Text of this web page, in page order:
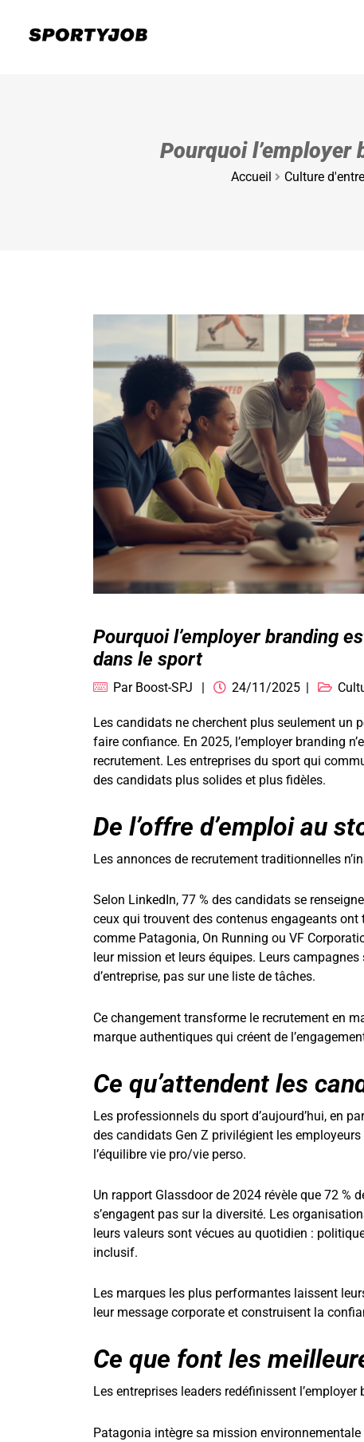
Pourquoi
Accueil Culture
Pourquoi l’employer branding
dans le sport
Par Boost-SPJ 24/11/2025
Les candidats ne cherchent plus seulement un
faire confiance. En 2025, l’employer branding
recrutement. Les entreprises du sport qui
des candidats plus solides et plus fidèles.
De l’offre d’emploi au
Les annonces de recrutement traditionnelles
Selon LinkedIn, 77 % des candidats se
ceux qui trouvent des contenus engageants
comme Patagonia, On Running ou VF
leur mission et leurs équipes. Leurs
d’entreprise, pas sur une liste de tâches.
Ce changement transforme le recrutement en
marque authentiques qui créent de
Ce qu’attendent les
Les professionnels du sport d’aujourd’hui, en
des candidats Gen Z privilégient les
l’équilibre vie pro/vie perso.
Un rapport Glassdoor de 2024 révèle que 72 %
s’engagent pas sur la diversité. Les
leurs valeurs sont vécues au quotidien :
inclusif.
Les marques les plus performantes laissent
leur message corporate et construisent la
Ce que font les
Les entreprises leaders redéfinissent
Patagonia intègre sa mission